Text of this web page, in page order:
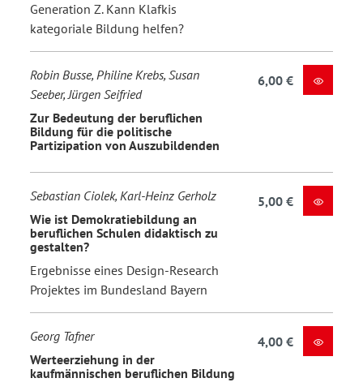
Generation Z. Kann Klafkis
kategoriale Bildung helfen?
Robin Busse, Philine Krebs, Susan
Seeber, Jürgen Seifried
Zur Bedeutung der beruflichen
Bildung für die politische
Partizipation von Auszubildenden
6,00 €
Sebastian Ciolek, Karl-Heinz Gerholz
Wie ist Demokratiebildung an
beruflichen Schulen didaktisch zu
gestalten?
Ergebnisse eines Design-Research
Projektes im Bundesland Bayern
5,00 €
Georg Tafner
Werteerziehung in der
kaufmännischen beruflichen Bildung
4,00 €